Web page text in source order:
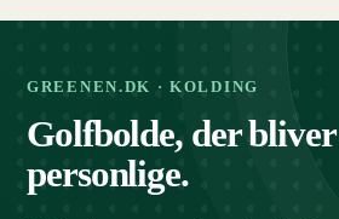
GREENEN.DK · KOLDING
Golfbolde, der
personlige.